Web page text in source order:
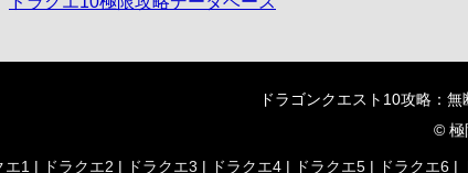
ドラゴンクエスト10攻略：
© 極
エ1 | ドラクエ2 | ドラクエ3 | ドラクエ4 | ドラクエ5 | ドラクエ6 |